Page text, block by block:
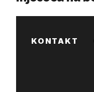
KONTAKT